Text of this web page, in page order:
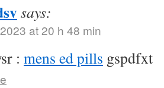
says:
at 20 h 48 min
: mens ed pills gspdfxt